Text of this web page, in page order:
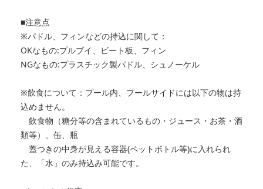
■注意点
※パドル、フィンなどの持込に関して：
OKなもの:プルブイ、ビート板、フィン
NGなもの:プラスチック製パドル、シュノーケル
※飲食について：プール内、プールサイドには以下の物は持
込めません。
飲食物（糖分等の含まれているもの・ジュース・お茶・酒
類等）、缶、瓶
蓋つきの中身が見える容器(ペットボトル等)に入れられ
た、「水」のみ持込み可能です。